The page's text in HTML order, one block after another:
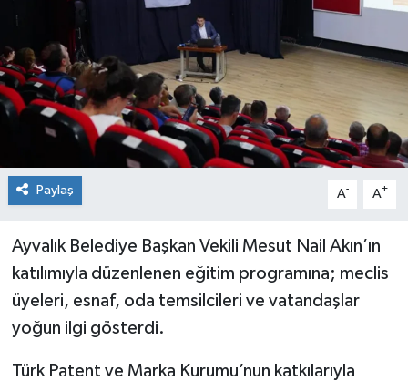
Paylaş A- A+
Ayvalık Belediye Başkan Vekili Mesut Nail Akın’ın
katılımıyla düzenlenen eğitim programına; meclis
üyeleri, esnaf, oda temsilcileri ve vatandaşlar
yoğun ilgi gösterdi.
Türk Patent ve Marka Kurumu’nun katkılarıyla
Siyaset
Spor
Teknoloji
Türkiye